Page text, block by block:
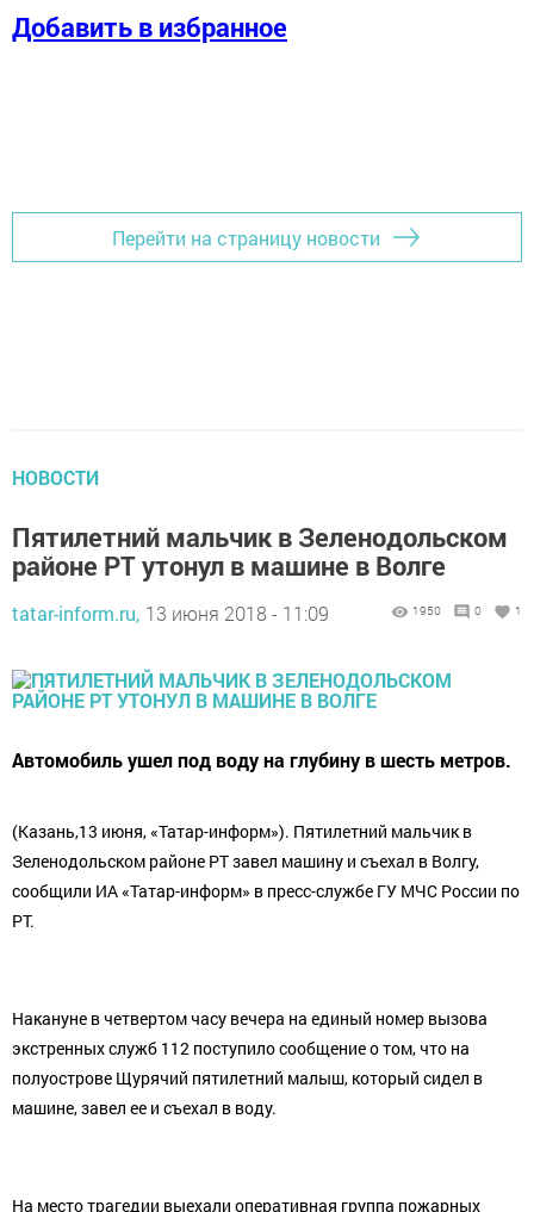
Добавить в избранное
Перейти на страницу новости
НОВОСТИ
Пятилетний мальчик в Зеленодольском
районе РТ утонул в машине в Волге
tatar-inform.ru, 13 июня 2018 - 11:09 1950 0 1
Автомобиль ушел под воду на глубину в шесть метров.
(Казань,13 июня, «Татар-информ»). Пятилетний мальчик в
Зеленодольском районе РТ завел машину и съехал в Волгу,
сообщили ИА «Татар-информ» в пресс-службе ГУ МЧС России по
РТ.
Накануне в четвертом часу вечера на единый номер вызова
экстренных служб 112 поступило сообщение о том, что на
полуострове Щурячий пятилетний малыш, который сидел в
машине, завел ее и съехал в воду.
На место трагедии выехали оперативная группа пожарных